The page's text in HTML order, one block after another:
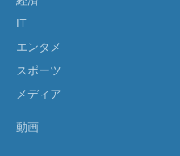
IT
エンタメ
スポーツ
メディア
動画